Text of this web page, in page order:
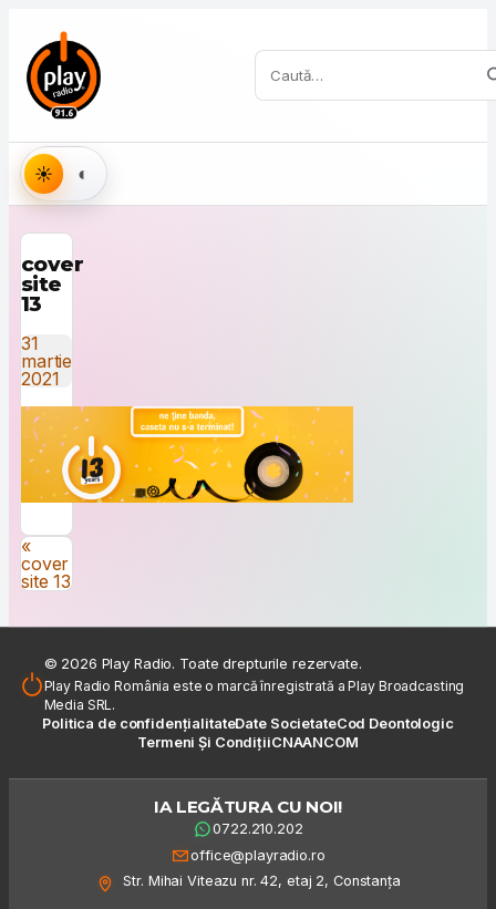
Caută:
Aspect
cover
site
13
31
martie
2021
Navigare în articole
«
cover
site 13
© 2026 Play Radio. Toate drepturile rezervate.
Play Radio România este o marcă înregistrată a Play Broadcasting
Media SRL.
Politica de confidențialitateDate SocietateCod Deontologic
Termeni Și CondițiiCNAANCOM
IA LEGĂTURA CU NOI!
0722.210.202
office@playradio.ro
Str. Mihai Viteazu nr. 42, etaj 2, Constanța